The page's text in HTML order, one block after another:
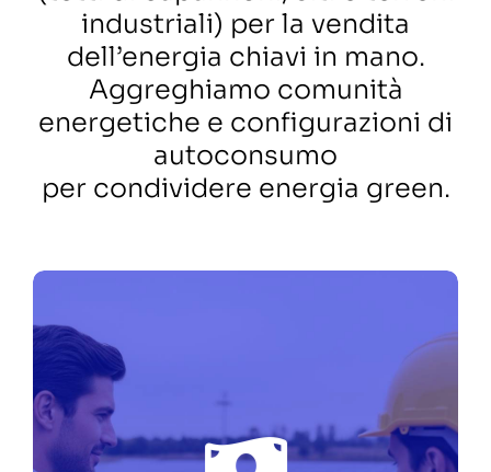
industriali) per la vendita
dell’energia chiavi in mano.
Aggreghiamo comunità
energetiche e configurazioni di
autoconsumo
per condividere energia green.
UN TEAM DI PROFESSIONISTI
DIETRO LA TECNOLOGIA, UNA
PIATTAFORMA SOLIDA, UN
OBIETTIVO CONDIVISO.
Siamo una piattaforma di
investimento al 100% del
FIEE